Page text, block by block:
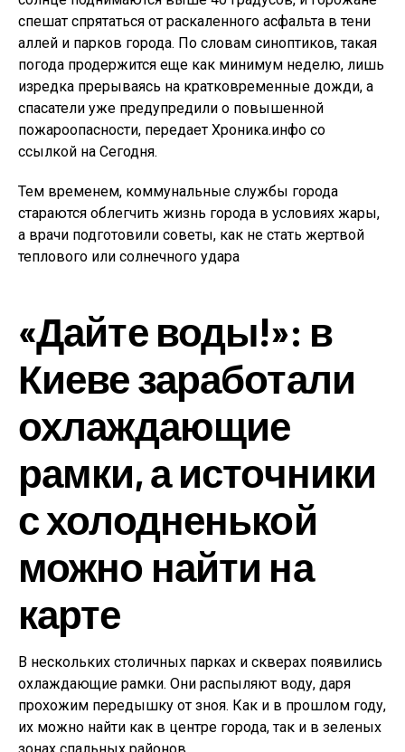
спешат спрятаться от раскаленного асфальта в тени
аллей и парков города. По словам синоптиков, такая
погода продержится еще как минимум неделю, лишь
изредка прерываясь на кратковременные дожди, а
спасатели уже предупредили о повышенной
пожароопасности, передает Хроника.инфо со
ссылкой на Сегодня.
Тем временем, коммунальные службы города
стараются облегчить жизнь города в условиях жары,
а врачи подготовили советы, как не стать жертвой
теплового или солнечного удара
«Дайте воды!»: в
Киеве заработали
охлаждающие
рамки, а источники
с холодненькой
можно найти на
карте
В нескольких столичных парках и скверах появились
охлаждающие рамки. Они распыляют воду, даря
прохожим передышку от зноя. Как и в прошлом году,
их можно найти как в центре города, так и в зеленых